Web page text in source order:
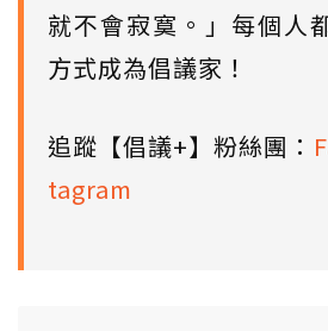
就不會寂寞。」每個人
方式成為倡議家！
追蹤【倡議+】粉絲團：
tagram